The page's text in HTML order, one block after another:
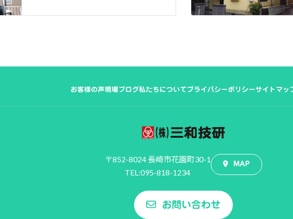
お客様の声現場ブログ私たちについてプライバシーポリシーサイトマッ
〒852-8024 長崎市花園町30-1
TEL:095-818-1234
MAP
お問い合わせ